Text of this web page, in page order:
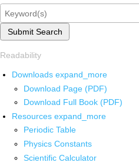
Submit Search
Readability
Downloads expand_more
Download Page (PDF)
Download Full Book (PDF)
Resources expand_more
Periodic Table
Physics Constants
Scientific Calculator